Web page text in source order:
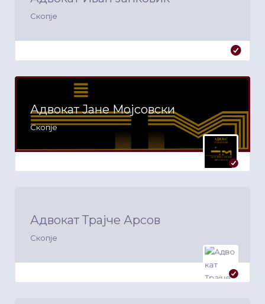
Скопје
Адвокат Јане Мојсовски
Скопје
Адвокат Трајче Арсов
Скопје